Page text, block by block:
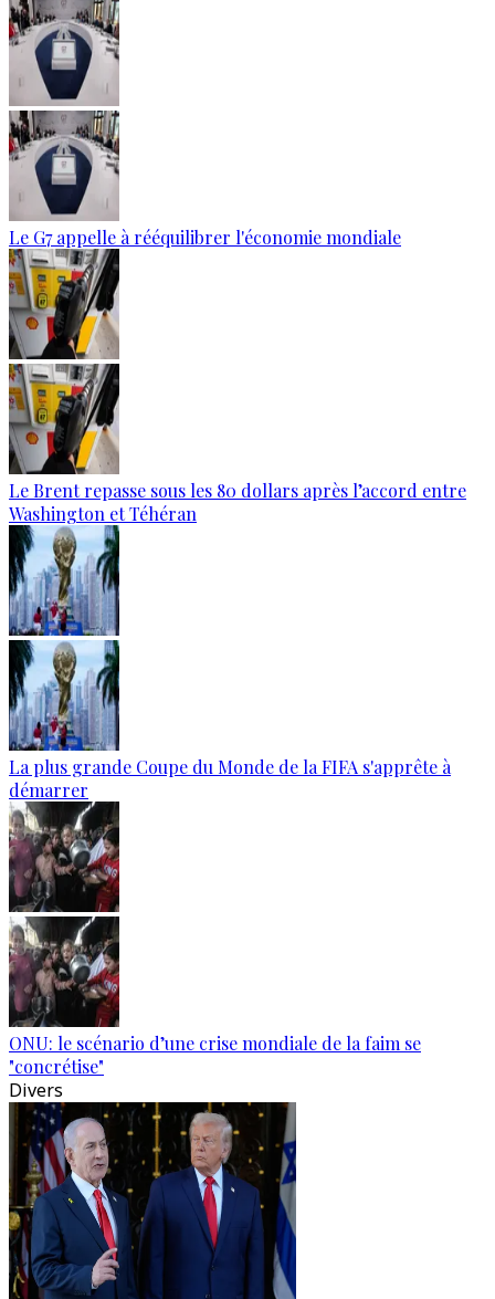
Le G7 appelle à rééquilibrer l'économie mondiale
Le Brent repasse sous les 80 dollars après l’accord entre
Washington et Téhéran
La plus grande Coupe du Monde de la FIFA s'apprête à
démarrer
ONU: le scénario d’une crise mondiale de la faim se
"concrétise"
Divers